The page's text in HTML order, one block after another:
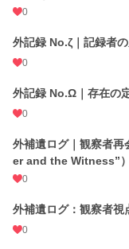
0
外記録 No.ζ｜記録者
0
外記録 No.Ω｜存在
0
外補遺ログ｜観察者
er and the Witness”）
0
外補遺ログ：観察者視
0